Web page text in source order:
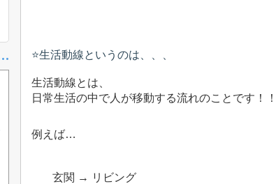
⭐️生活動線というのは、、、
生活動線とは、
日常生活の中で人が移動する流れのことです！！
例えば…
玄関 → リビング